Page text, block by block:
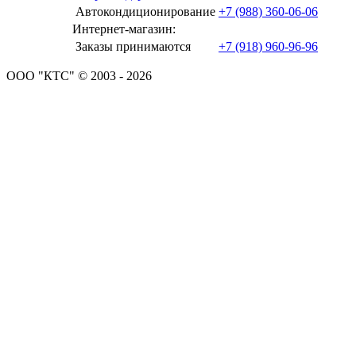
Автокондиционирование +7 (988) 360-06-06
Интернет-магазин:
Заказы принимаются
+7 (918) 960-96-96
ООО "КТС" © 2003 - 2026